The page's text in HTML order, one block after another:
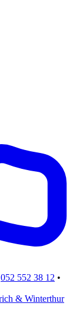
052 552 38 12 •